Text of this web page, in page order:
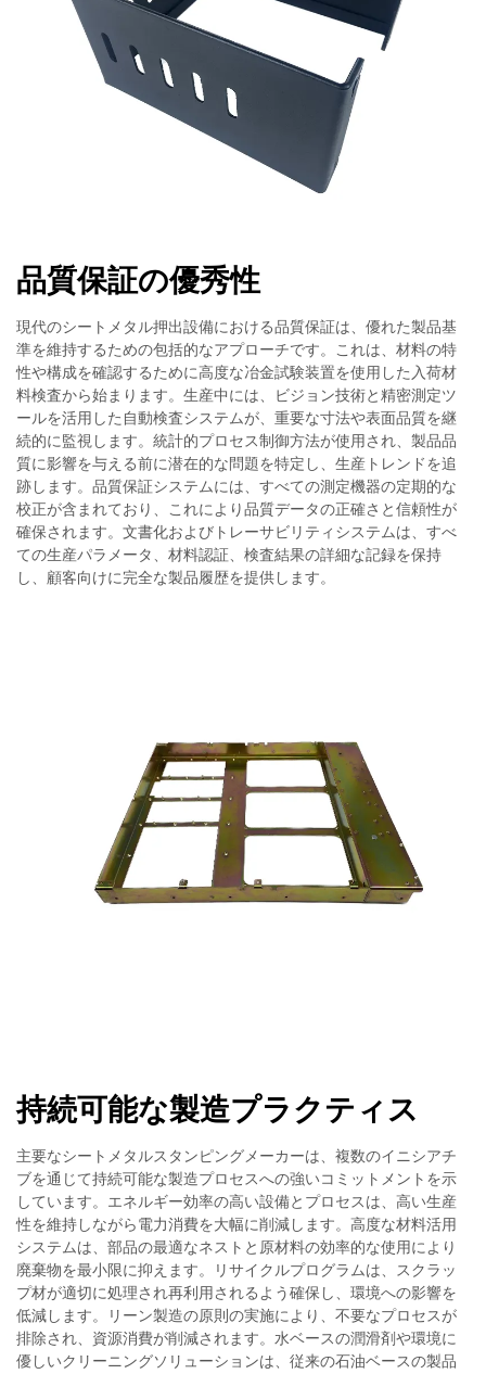
品質保証の優秀性
現代のシートメタル押出設備における品質保証は、優れた製品基
準を維持するための包括的なアプローチです。これは、材料の特
性や構成を確認するために高度な冶金試験装置を使用した入荷材
料検査から始まります。生産中には、ビジョン技術と精密測定ツ
ールを活用した自動検査システムが、重要な寸法や表面品質を継
続的に監視します。統計的プロセス制御方法が使用され、製品品
質に影響を与える前に潜在的な問題を特定し、生産トレンドを追
跡します。品質保証システムには、すべての測定機器の定期的な
校正が含まれており、これにより品質データの正確さと信頼性が
確保されます。文書化およびトレーサビリティシステムは、すべ
ての生産パラメータ、材料認証、検査結果の詳細な記録を保持
し、顧客向けに完全な製品履歴を提供します。
持続可能な製造プラクティス
主要なシートメタルスタンピングメーカーは、複数のイニシアチ
ブを通じて持続可能な製造プロセスへの強いコミットメントを示
しています。エネルギー効率の高い設備とプロセスは、高い生産
性を維持しながら電力消費を大幅に削減します。高度な材料活用
システムは、部品の最適なネストと原材料の効率的な使用により
廃棄物を最小限に抑えます。リサイクルプログラムは、スクラッ
プ材が適切に処理され再利用されるよう確保し、環境への影響を
低減します。リーン製造の原則の実施により、不要なプロセスが
排除され、資源消費が削減されます。水ベースの潤滑剤や環境に
優しいクリーニングソリューションは、従来の石油ベースの製品